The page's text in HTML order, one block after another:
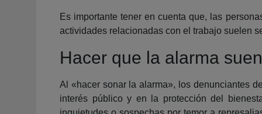
Es importante tener en cuenta que, las
actividades relacionadas con el trabajo suelen
Hacer que la alarma
Al «hacer sonar la alarma», los denunciantes
interés público y en la protección del